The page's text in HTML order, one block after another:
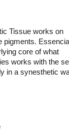
Tissue works on
pigments. Essencia
core of what
works with the
in a synesthetic